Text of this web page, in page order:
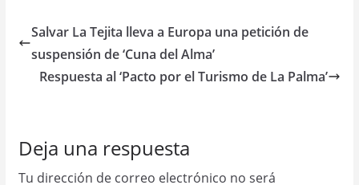
Salvar La Tejita lleva a Europa una petición de
suspensión de ‘Cuna del Alma’
Respuesta al ‘Pacto por el Turismo de La Palma’
Deja una respuesta
Tu dirección de correo electrónico no será